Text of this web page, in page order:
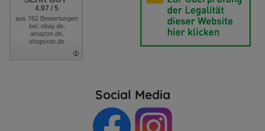
4.97 / 5
aus 762 Bewertungen
bei: ebay.de,
amazon.de,
shopvote.de
Social Media